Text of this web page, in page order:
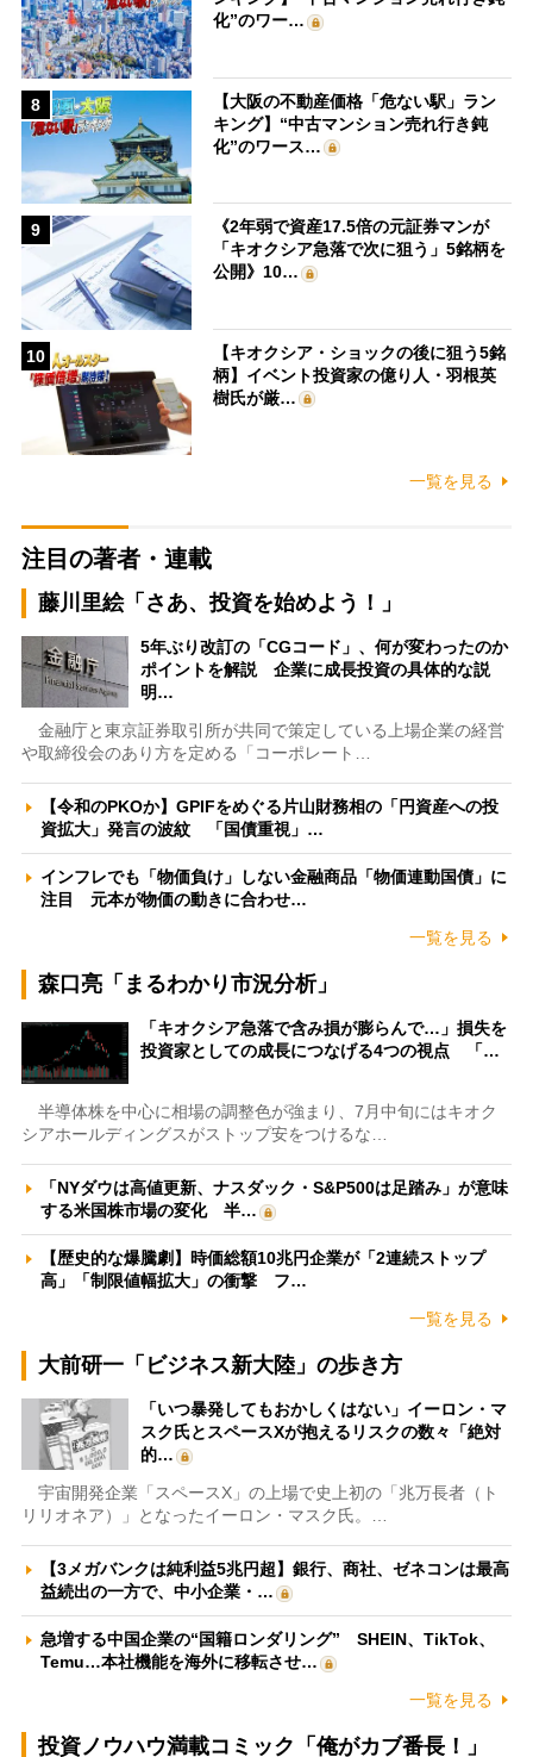
化”のワー…
8
【大阪の不動産価格「危ない駅」ラン
キング】“中古マンション売れ行き鈍
化”のワース…
9
《2年弱で資産17.5倍の元証券マンが
「キオクシア急落で次に狙う」5銘柄を
公開》10…
10
【キオクシア・ショックの後に狙う5銘
柄】イベント投資家の億り人・羽根英
樹氏が厳…
一覧を見る
注目の著者・連載
藤川里絵「さあ、投資を始めよう！」
5年ぶり改訂の「CGコード」、何が変わったのか
ポイントを解説 企業に成長投資の具体的な説
明…
金融庁と東京証券取引所が共同で策定している上場企業の経営
や取締役会のあり方を定める「コーポレート…
【令和のPKOか】GPIFをめぐる片山財務相の「円資産への投
資拡大」発言の波紋 「国債重視」…
インフレでも「物価負け」しない金融商品「物価連動国債」に
注目 元本が物価の動きに合わせ…
一覧を見る
森口亮「まるわかり市況分析」
「キオクシア急落で含み損が膨らんで…」損失を
投資家としての成長につなげる4つの視点 「…
半導体株を中心に相場の調整色が強まり、7月中旬にはキオク
シアホールディングスがストップ安をつけるな…
「NYダウは高値更新、ナスダック・S&P500は足踏み」が意味
する米国株市場の変化 半…
【歴史的な爆騰劇】時価総額10兆円企業が「2連続ストップ
高」「制限値幅拡大」の衝撃 フ…
一覧を見る
大前研一「ビジネス新大陸」の歩き方
「いつ暴発してもおかしくはない」イーロン・マ
スク氏とスペースXが抱えるリスクの数々「絶対
的…
宇宙開発企業「スペースX」の上場で史上初の「兆万長者（ト
リリオネア）」となったイーロン・マスク氏。…
【3メガバンクは純利益5兆円超】銀行、商社、ゼネコンは最高
益続出の一方で、中小企業・…
急増する中国企業の“国籍ロンダリング” SHEIN、TikTok、
Temu…本社機能を海外に移転させ…
一覧を見る
投資ノウハウ満載コミック「俺がカブ番長！」